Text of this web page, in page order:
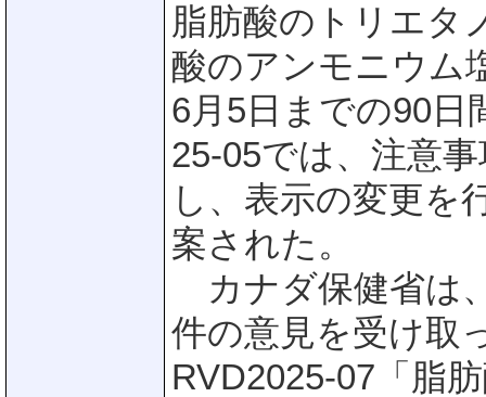
脂肪酸のトリエタ
酸のアンモニウム
6月5日までの90日
25-05では、注意
し、表示の変更を
案された。
カナダ保健省は
件の意見を受け取
RVD2025-07「脂